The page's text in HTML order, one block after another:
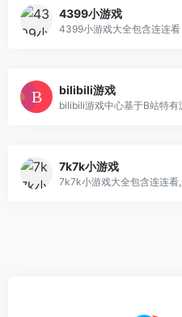
4399小游戏
bilibili游戏
7k7k小游戏